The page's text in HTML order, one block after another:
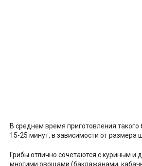
В среднем время приготовления
15-25 минут, в зависимости от размера
Грибы отлично сочетаются с куриным и
многими овощами (баклажанами,